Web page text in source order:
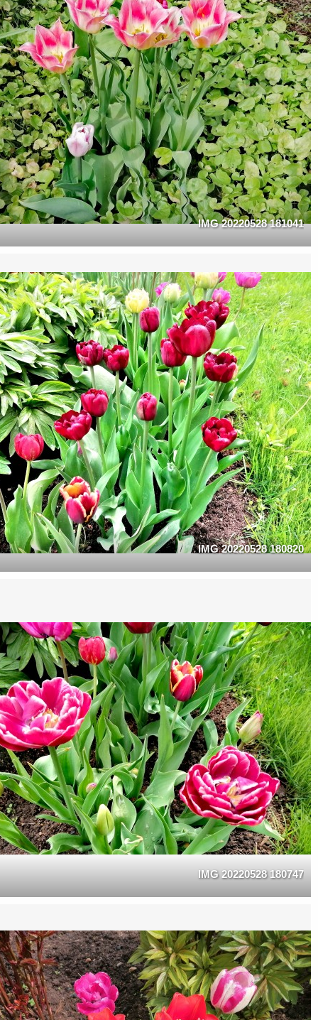
IMG 20220528 181041
IMG 20220528 180820
IMG 20220528 180747